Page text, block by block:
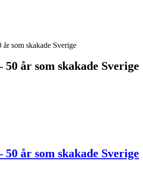
år som skakade Sverige
år som skakade Sverige
år som skakade Sverige